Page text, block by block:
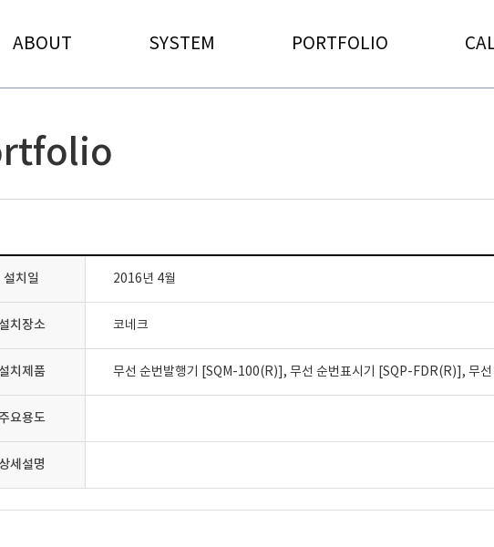
ABOUT SYSTEM PORTFOLIO
설치일 2016년 4월
치장소 코네크
치제품 무선 순번발행기 [SQM-100(R)], 무선 순번표시기 [SQP-FDR(R)], 무
요용도
세설명